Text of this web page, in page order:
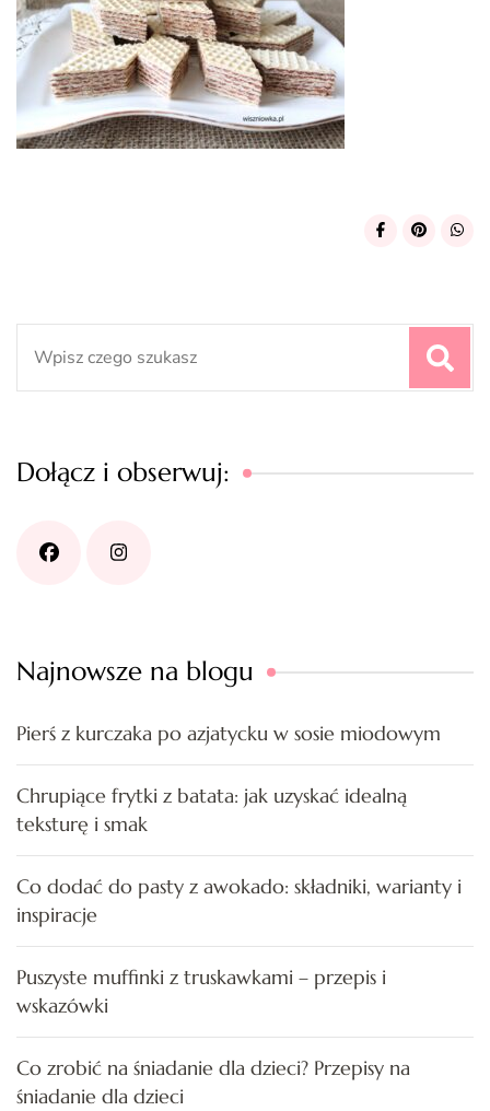
Dołącz i obserwuj:
Najnowsze na blogu
Pierś z kurczaka po azjatycku w sosie miodowym
Chrupiące frytki z batata: jak uzyskać idealną
teksturę i smak
Co dodać do pasty z awokado: składniki, warianty i
inspiracje
Puszyste muffinki z truskawkami – przepis i
wskazówki
Co zrobić na śniadanie dla dzieci? Przepisy na
śniadanie dla dzieci